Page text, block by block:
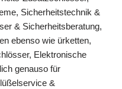
Sicherheitstechnik &
& Sicherheitsberatung,
ebenso wie ürketten,
Elektronische
genauso für
&